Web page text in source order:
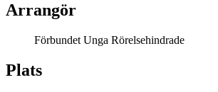
Arrangör
Förbundet Unga Rörelsehindrade
Plats